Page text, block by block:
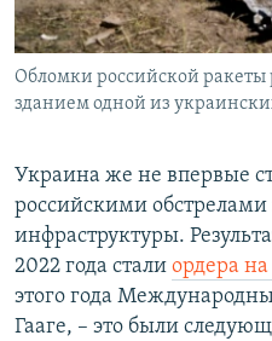
Обломки российской
зданием одной из
Украина же не впервые
российскими обстрелами
инфраструктуры.
2022 года стали ордера на
этого года
Гааге, – это были